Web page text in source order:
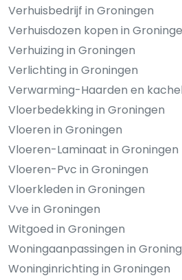
Verhuisbedrijf in Groningen
Verhuisdozen kopen in
Verhuizing in Groningen
Verlichting in Groningen
Verwarming-Haarden en
Vloerbedekking in Groningen
Vloeren in Groningen
Vloeren-Laminaat in Groningen
Vloeren-Pvc in Groningen
Vloerkleden in Groningen
Vve in Groningen
Witgoed in Groningen
Woningaanpassingen in
Woninginrichting in Groningen